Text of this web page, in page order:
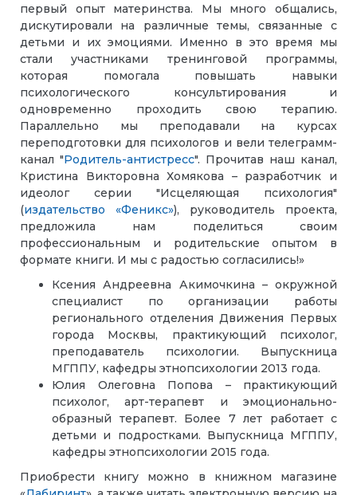
первый опыт материнства. Мы много общались,
дискутировали на различные темы, связанные с
детьми и их эмоциями. Именно в это время мы
стали участниками тренинговой программы,
которая помогала повышать навыки
психологического консультирования и
одновременно проходить свою терапию.
Параллельно мы преподавали на курсах
переподготовки для психологов и вели телеграмм-
канал "Родитель-антистресс". Прочитав наш канал,
Кристина Викторовна Хомякова – разработчик и
идеолог серии "Исцеляющая психология"
(издательство «Феникс»), руководитель проекта,
предложила нам поделиться своим
профессиональным и родительские опытом в
формате книги. И мы с радостью согласились!»
Ксения Андреевна Акимочкина – окружной
специалист по организации работы
регионального отделения Движения Первых
города Москвы, практикующий психолог,
преподаватель психологии. Выпускница
МГППУ, кафедры этнопсихологии 2013 года.
Юлия Олеговна Попова – практикующий
психолог, арт-терапевт и эмоционально-
образный терапевт. Более 7 лет работает с
детьми и подростками. Выпускница МГППУ,
кафедры этнопсихологии 2015 года.
Приобрести книгу можно в книжном магазине